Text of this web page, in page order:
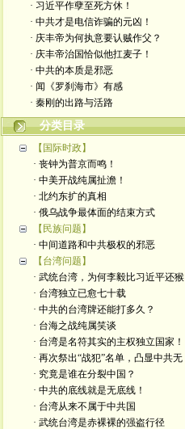
· 习近平作孽至死方休！
· 中共才是电信诈骗的元凶！
· 庆丰帝为何执意要认贼作父？
· 庆丰帝治国恰似他扛麦子！
· 中共的本质是邪恶
· 闻《罗刹海市》有感
· 秦刚的出路与活路
分类目录
【国际时政】
· 丧钟为普京而鸣！
· 中美开战纯属扯澹！
· 北约东扩的真相
· 俄乌战争最体面的结束方式
【民族问题】
· 中间道路和中共极权的邪恶
【台湾问题】
· 武统台湾，为何李毅比习近平还猴
· 台湾独立已愈七十载
· 中共的台湾牌还能打多久？
· 台海之战纯属笑谈
· 台湾是名符其实的主权独立国家！
· 再次祭出“战犯”名单，凸显中共无
· 究竟是谁在分裂中国？
· 中共的底线就是无底线！
· 台湾从来不属于中共国
· 武统台湾是赤裸裸的强盗行径